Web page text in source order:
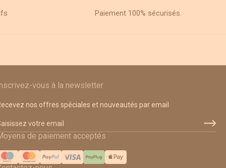
Paiement 100% sécurisés.
vous à la newsletter
nos offres spéciales et nouveautés par email
email
de paiement acceptés